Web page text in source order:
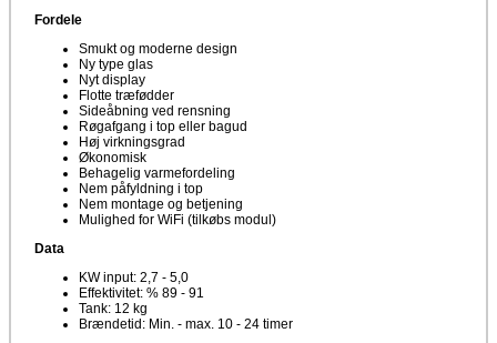
Fordele
Smukt og moderne design
Ny type glas
Nyt display
Flotte træfødder
Sideåbning ved rensning
Røgafgang i top eller bagud
Høj virkningsgrad
Økonomisk
Behagelig varmefordeling
Nem påfyldning i top
Nem montage og betjening
Mulighed for WiFi (tilkøbs modul)
Data
KW input: 2,7 - 5,0
Effektivitet: % 89 - 91
Tank: 12 kg
Brændetid: Min. - max. 10 - 24 timer